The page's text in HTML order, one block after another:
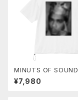
MINUTS OF SOUND
¥7,980